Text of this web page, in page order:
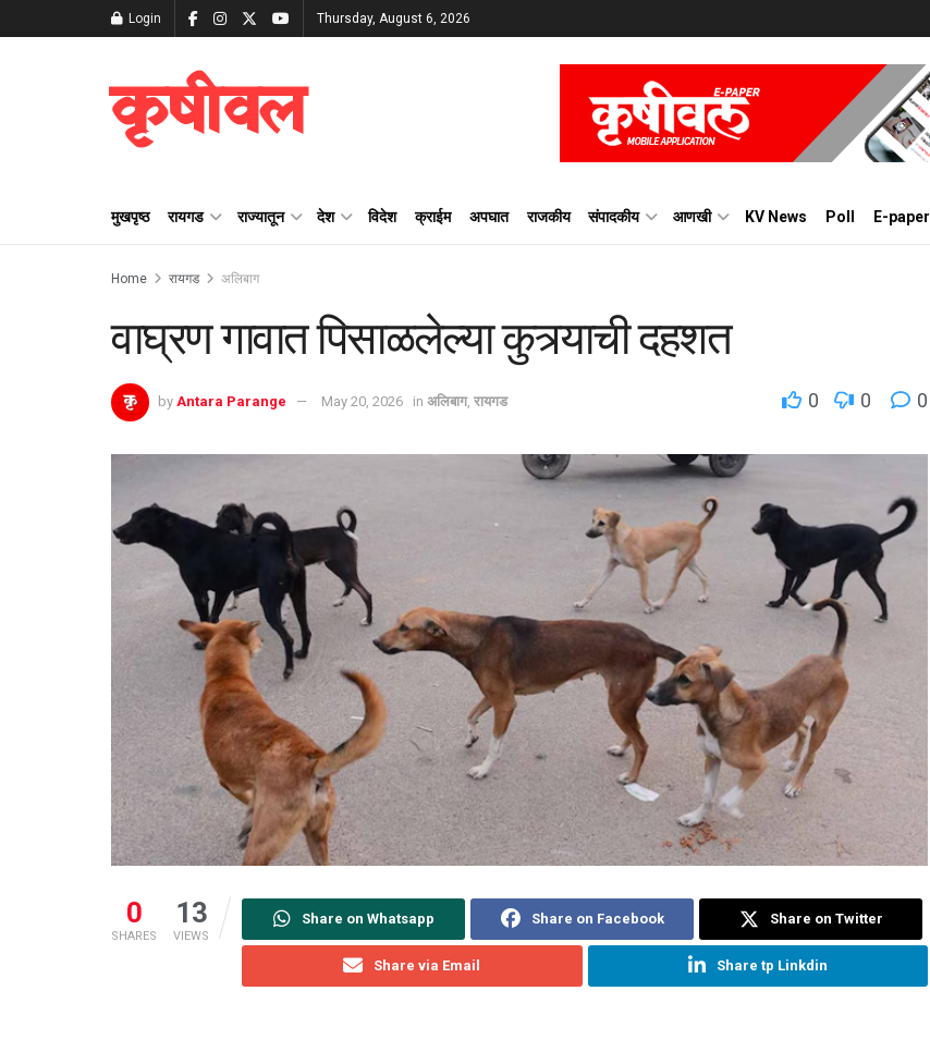
Login Thursday, August 6, 2026
कृषीवल
मुखपृष्ठ रायगड राज्यातून देश विदेश क्राईम अपघात राजकीय संपादकीय आणखी KV News Poll E-paper
Home रायगड अलिबाग
वाघ्रण गावात पिसाळलेल्या कुत्र्याची दहशत
by Antara Parange May 20, 2026 in अलिबाग, रायगड 0 0 0
0
SHARES
13
VIEWS
Share on Whatsapp Share on Facebook Share on Twitter
Share via Email Share tp Linkdin